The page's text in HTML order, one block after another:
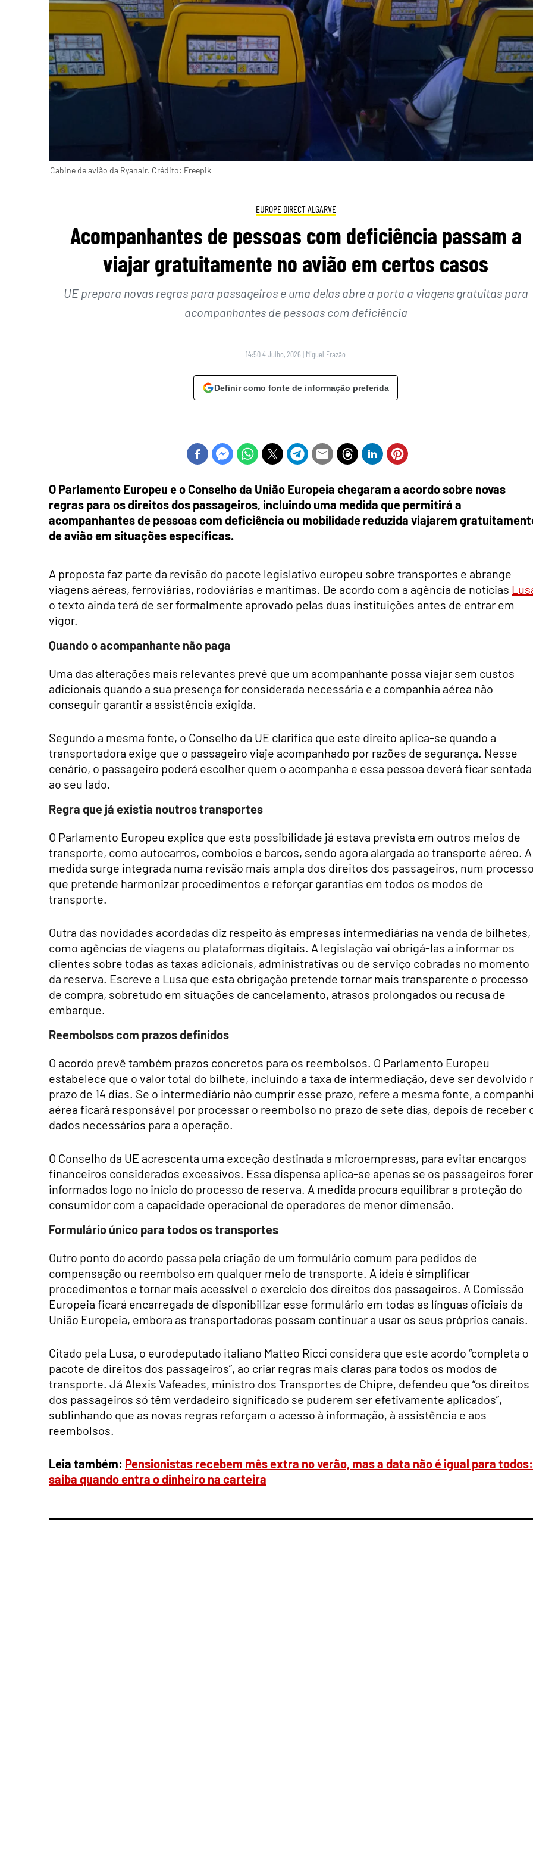
Cabine de avião da Ryanair. Crédito: Freepik
EUROPE DIRECT ALGARVE
Acompanhantes de pessoas com deficiência passam a
viajar gratuitamente no avião em certos casos
UE prepara novas regras para passageiros e uma delas abre a porta a viagens gratuitas para
acompanhantes de pessoas com deficiência
14:50 4 Julho, 2026 | Miguel Frazão
Definir como fonte de informação preferida
O Parlamento Europeu e o Conselho da União Europeia chegaram a acordo sobre novas
regras para os direitos dos passageiros, incluindo uma medida que permitirá a
acompanhantes de pessoas com deficiência ou mobilidade reduzida viajarem
de avião em situações específicas.
A proposta faz parte da revisão do pacote legislativo europeu sobre transportes e abrange
viagens aéreas, ferroviárias, rodoviárias e marítimas. De acordo com a agência de notícias
o texto ainda terá de ser formalmente aprovado pelas duas instituições antes de entrar em
vigor.
Quando o acompanhante não paga
Uma das alterações mais relevantes prevê que um acompanhante possa viajar sem custos
adicionais quando a sua presença for considerada necessária e a companhia aérea não
conseguir garantir a assistência exigida.
Segundo a mesma fonte, o Conselho da UE clarifica que este direito aplica-se quando a
transportadora exige que o passageiro viaje acompanhado por razões de segurança. Nesse
cenário, o passageiro poderá escolher quem o acompanha e essa pessoa deverá ficar sentada
ao seu lado.
Regra que já existia noutros transportes
O Parlamento Europeu explica que esta possibilidade já estava prevista em outros meios de
transporte, como autocarros, comboios e barcos, sendo agora alargada ao transporte aéreo. A
medida surge integrada numa revisão mais ampla dos direitos dos passageiros, num processo
que pretende harmonizar procedimentos e reforçar garantias em todos os modos de
transporte.
Outra das novidades acordadas diz respeito às empresas intermediárias na venda de bilhetes,
como agências de viagens ou plataformas digitais. A legislação vai obrigá-las a informar os
clientes sobre todas as taxas adicionais, administrativas ou de serviço cobradas no momento
da reserva. Escreve a Lusa que esta obrigação pretende tornar mais transparente o processo
de compra, sobretudo em situações de cancelamento, atrasos prolongados ou recusa de
embarque.
Reembolsos com prazos definidos
O acordo prevê também prazos concretos para os reembolsos. O Parlamento Europeu
estabelece que o valor total do bilhete, incluindo a taxa de intermediação, deve ser devolvido
prazo de 14 dias. Se o intermediário não cumprir esse prazo, refere a mesma fonte, a
aérea ficará responsável por processar o reembolso no prazo de sete dias, depois de receber
dados necessários para a operação.
O Conselho da UE acrescenta uma exceção destinada a microempresas, para evitar encargos
financeiros considerados excessivos. Essa dispensa aplica-se apenas se os passageiros
informados logo no início do processo de reserva. A medida procura equilibrar a proteção do
consumidor com a capacidade operacional de operadores de menor dimensão.
Formulário único para todos os transportes
Outro ponto do acordo passa pela criação de um formulário comum para pedidos de
compensação ou reembolso em qualquer meio de transporte. A ideia é simplificar
procedimentos e tornar mais acessível o exercício dos direitos dos passageiros. A Comissão
Europeia ficará encarregada de disponibilizar esse formulário em todas as línguas oficiais da
União Europeia, embora as transportadoras possam continuar a usar os seus próprios canais.
Citado pela Lusa, o eurodeputado italiano Matteo Ricci considera que este acordo “completa o
pacote de direitos dos passageiros”, ao criar regras mais claras para todos os modos de
transporte. Já Alexis Vafeades, ministro dos Transportes de Chipre, defendeu que “os direitos
dos passageiros só têm verdadeiro significado se puderem ser efetivamente aplicados”,
sublinhando que as novas regras reforçam o acesso à informação, à assistência e aos
reembolsos.
Leia também: Pensionistas recebem mês extra no verão, mas a data não é igual para todos:
saiba quando entra o dinheiro na carteira